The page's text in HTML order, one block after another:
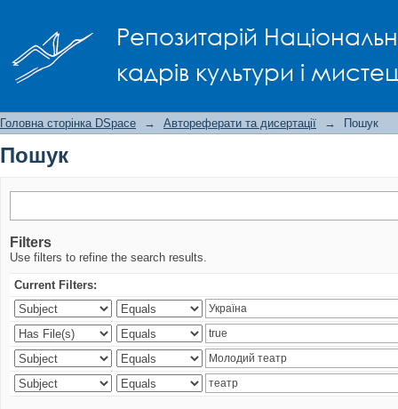
Репозитарій
кадрів культури і
Головна сторінка DSpace → Автореферати та дисертації → Пошук
Пошук
Filters
Use filters to refine the search results.
Current Filters: